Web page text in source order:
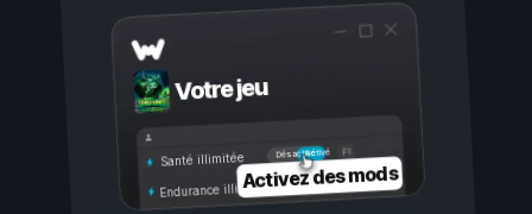
Votre jeu
Activé
Désactivé
Santé illimitée
Endurance illimitéeActivez des mods